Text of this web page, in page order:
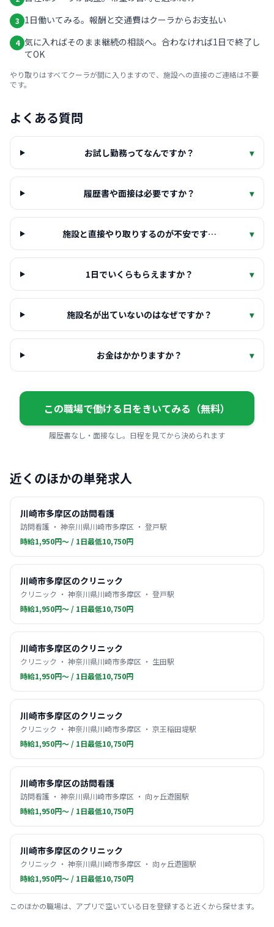
3 1日働いてみる。報酬と交通費はクーラからお支払い
4 気に入ればそのまま継続の相談へ。合わなければ1日で終了し
てOK
やり取りはすべてクーラが間に入りますので、施設への直接のご連絡は不要
です。
よくある質問
お試し勤務ってなんですか？ ▾
履歴書や面接は必要ですか？ ▾
施設と直接やり取りするのが不安です… ▾
1日でいくらもらえますか？ ▾
施設名が出ていないのはなぜですか？ ▾
お金はかかりますか？ ▾
この職場で働ける日をきいてみる（無料）
履歴書なし・面接なし。日程を見てから決められます
近くのほかの単発求人
川崎市多摩区の訪問看護
訪問看護 ・ 神奈川県川崎市多摩区 ・ 登戸駅
時給1,950円〜 / 1日最低10,750円
川崎市多摩区のクリニック
クリニック ・ 神奈川県川崎市多摩区 ・ 登戸駅
時給1,950円〜 / 1日最低10,750円
川崎市多摩区のクリニック
クリニック ・ 神奈川県川崎市多摩区 ・ 生田駅
時給1,950円〜 / 1日最低10,750円
川崎市多摩区のクリニック
クリニック ・ 神奈川県川崎市多摩区 ・ 京王稲田堤駅
時給1,950円〜 / 1日最低10,750円
川崎市多摩区の訪問看護
訪問看護 ・ 神奈川県川崎市多摩区 ・ 向ヶ丘遊園駅
時給1,950円〜 / 1日最低10,750円
川崎市多摩区のクリニック
クリニック ・ 神奈川県川崎市多摩区 ・ 向ヶ丘遊園駅
時給1,950円〜 / 1日最低10,750円
このほかの職場は、アプリで空いている日を登録すると近くから探せます。